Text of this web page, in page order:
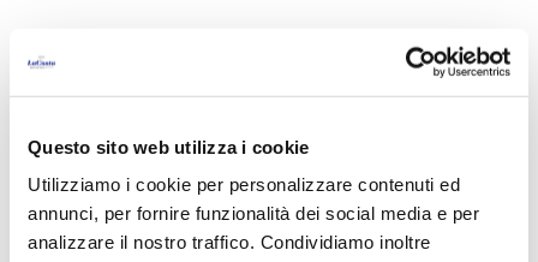
Questo sito web utilizza i cookie
Utilizziamo i cookie per personalizzare contenuti ed
annunci, per fornire funzionalità dei social media e per
analizzare il nostro traffico. Condividiamo inoltre
CANDIDARSI PER L'OFFERTA
stagione? La Costa Beach & Golf Resort è alla ricerca
di studenti e professionisti per lavorare in un
ambiente confortevole e rilassato. Se hai esperienza
o vuoi imparare il mestiere dell'ospitalità, inviaci il tuo
CV.